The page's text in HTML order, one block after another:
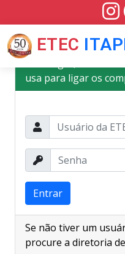
ETEC
usa para ligar os
Entrar
Se não tiver um
procure a diretoria